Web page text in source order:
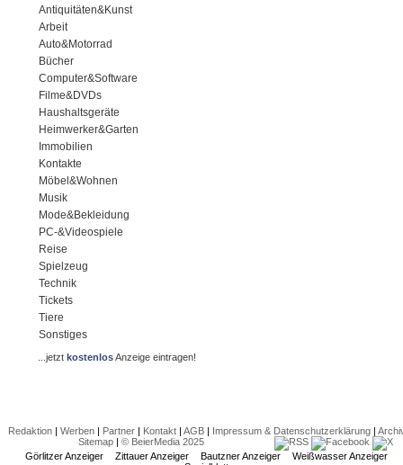
Antiquitäten&Kunst
Arbeit
Auto&Motorrad
Bücher
Computer&Software
Filme&DVDs
Haushaltsgeräte
Heimwerker&Garten
Immobilien
Kontakte
Möbel&Wohnen
Musik
Mode&Bekleidung
PC-&Videospiele
Reise
Spielzeug
Technik
Tickets
Tiere
Sonstiges
...jetztkostenlosAnzeige eintragen!
Redaktion| Werben| Partner| Kontakt| AGB| Impressum & Datenschutzerklärung|
Sitemap| © BeierMedia 2025
Görlitzer Anzeiger
Zittauer Anzeiger Bautzner Anzeiger
Weißwasser Anzeiger